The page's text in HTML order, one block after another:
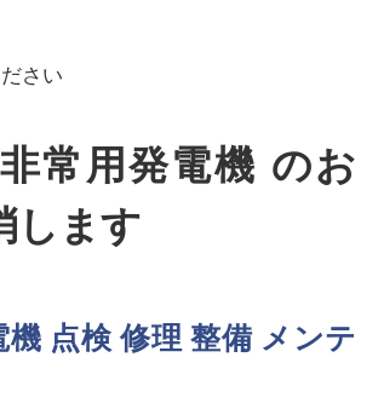
さい
常用発電機 のお
します
機 点検 修理 整備 メンテ